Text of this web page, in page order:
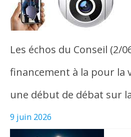
Les échos du Conseil (2/
financement à la pour la
une début de débat sur
9 juin 2026